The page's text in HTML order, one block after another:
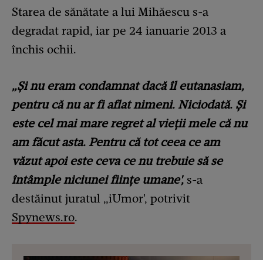
Starea de sănătate a lui Mihăescu s-a
degradat rapid, iar pe 24 ianuarie 2013 a
închis ochii.
„Și nu eram condamnat dacă îl eutanasiam,
pentru că nu ar fi aflat nimeni. Niciodată. Și
este cel mai mare regret al vieții mele că nu
am făcut asta. Pentru că tot ceea ce am
văzut apoi este ceva ce nu trebuie să se
întâmple niciunei ființe umane', s-a
destăinut juratul „iUmor', potrivit
Spynews.ro.